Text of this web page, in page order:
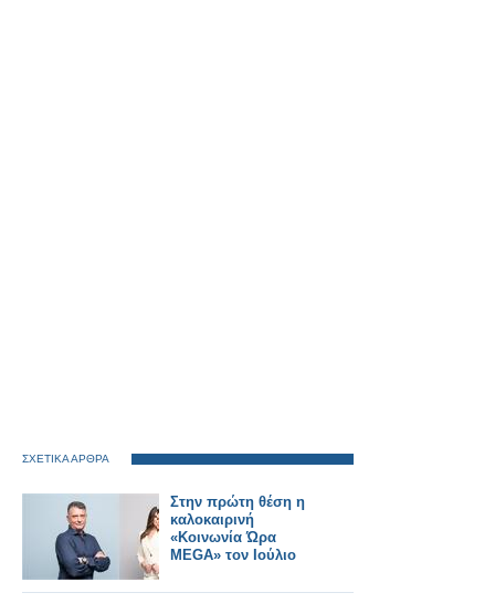
ΣΧΕΤΙΚΑ ΑΡΘΡΑ
Στην πρώτη θέση η
καλοκαιρινή
«Κοινωνία Ώρα
MEGA» τον Ιούλιο